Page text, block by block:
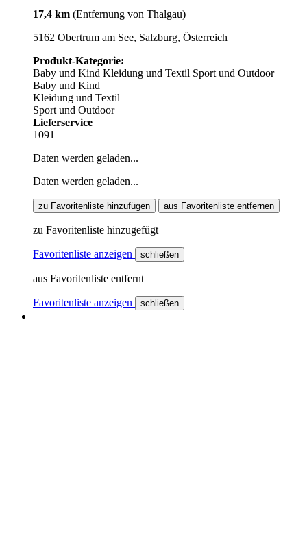
17,4 km (Entfernung von Thalgau)
5162 Obertrum am See, Salzburg, Österreich
Produkt-Kategorie:
Baby und Kind Kleidung und Textil Sport und Outdoor
Baby und Kind
Kleidung und Textil
Sport und Outdoor
Lieferservice
1091
Daten werden geladen...
Daten werden geladen...
zu Favoritenliste hinzufügen aus Favoritenliste entfernen
zu Favoritenliste hinzugefügt
Favoritenliste anzeigen schließen
aus Favoritenliste entfernt
Favoritenliste anzeigen schließen